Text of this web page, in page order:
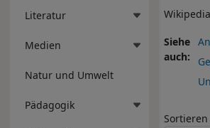
Literatur
Medien
Natur und Umwelt
Pädagogik
Siehe
auch